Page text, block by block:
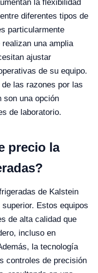
la flexibilidad
diferentes tipos de
particularmente
una amplia
ajustar
de su equipo.
las razones por las
son una opción
de laboratorio.
precio la
de Kalstein
Estos equipos
de alta calidad que
incluso en
la tecnología
controles de precisión